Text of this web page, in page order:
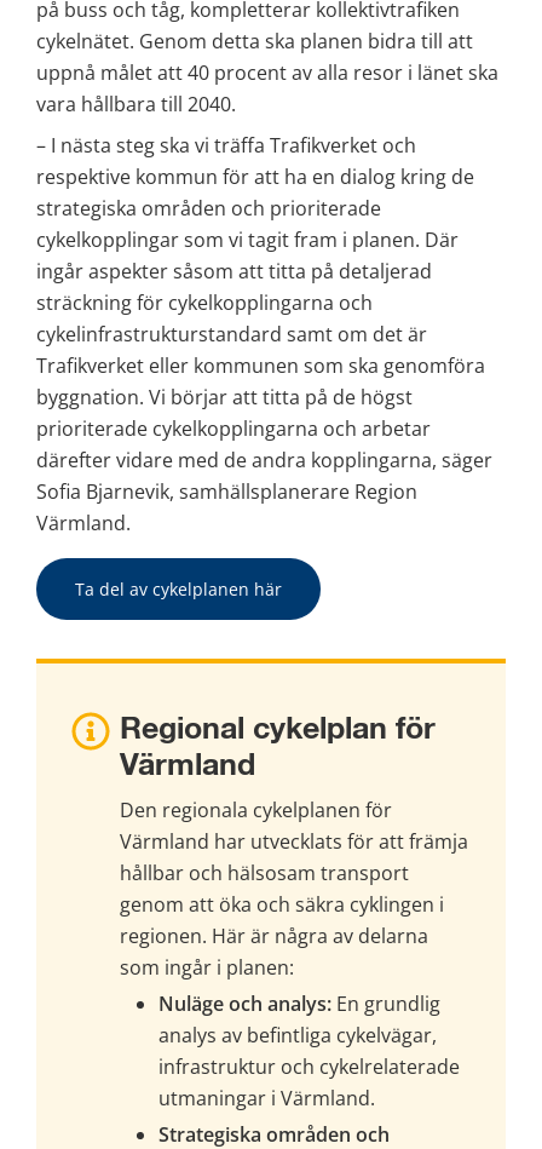
på buss och tåg, kompletterar kollektivtrafiken
cykelnätet. Genom detta ska planen bidra till att
uppnå målet att 40 procent av alla resor i länet ska
vara hållbara till 2040.
– I nästa steg ska vi träffa Trafikverket och
respektive kommun för att ha en dialog kring de
strategiska områden och prioriterade
cykelkopplingar som vi tagit fram i planen. Där
ingår aspekter såsom att titta på detaljerad
sträckning för cykelkopplingarna och
cykelinfrastrukturstandard samt om det är
Trafikverket eller kommunen som ska genomföra
byggnation. Vi börjar att titta på de högst
prioriterade cykelkopplingarna och arbetar
därefter vidare med de andra kopplingarna, säger
Sofia Bjarnevik, samhällsplanerare Region
Värmland.
Ta del av cykelplanen här
Regional cykelplan för
Värmland
Den regionala cykelplanen för
Värmland har utvecklats för att främja
hållbar och hälsosam transport
genom att öka och säkra cyklingen i
regionen. Här är några av delarna
som ingår i planen:
Nuläge och analys: En grundlig
analys av befintliga cykelvägar,
infrastruktur och cykelrelaterade
utmaningar i Värmland.
Strategiska områden och